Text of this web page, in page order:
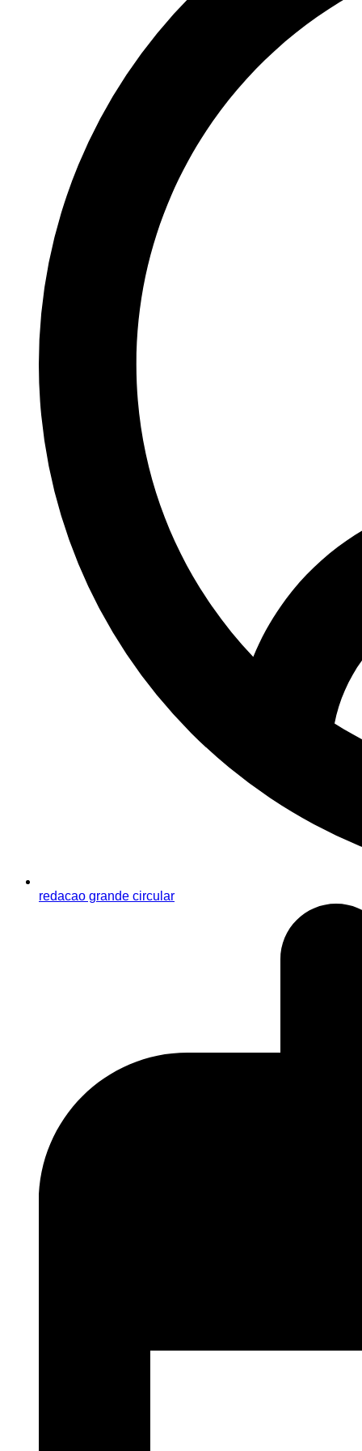
redacao grande circular